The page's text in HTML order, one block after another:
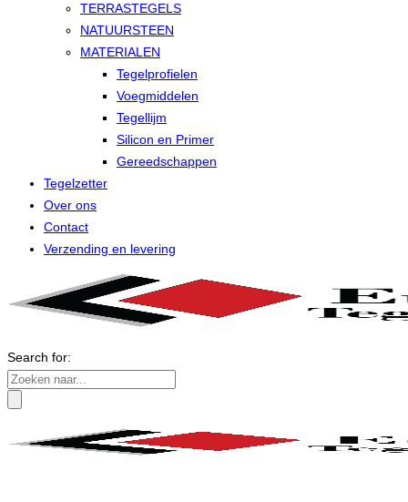
TERRASTEGELS
NATUURSTEEN
MATERIALEN
Tegelprofielen
Voegmiddelen
Tegellijm
Silicon en Primer
Gereedschappen
Tegelzetter
Over ons
Contact
Verzending en levering
Search for: